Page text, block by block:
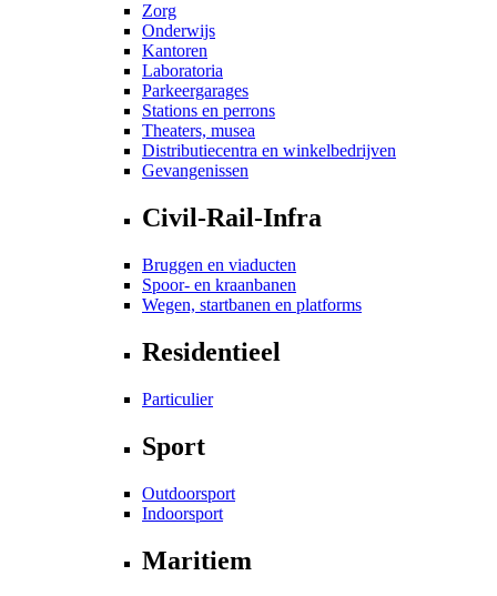
Zorg
Onderwijs
Kantoren
Laboratoria
Parkeergarages
Stations en perrons
Theaters, musea
Distributiecentra en winkelbedrijven
Gevangenissen
Civil-Rail-Infra
Bruggen en viaducten
Spoor- en kraanbanen
Wegen, startbanen en platforms
Residentieel
Particulier
Sport
Outdoorsport
Indoorsport
Maritiem